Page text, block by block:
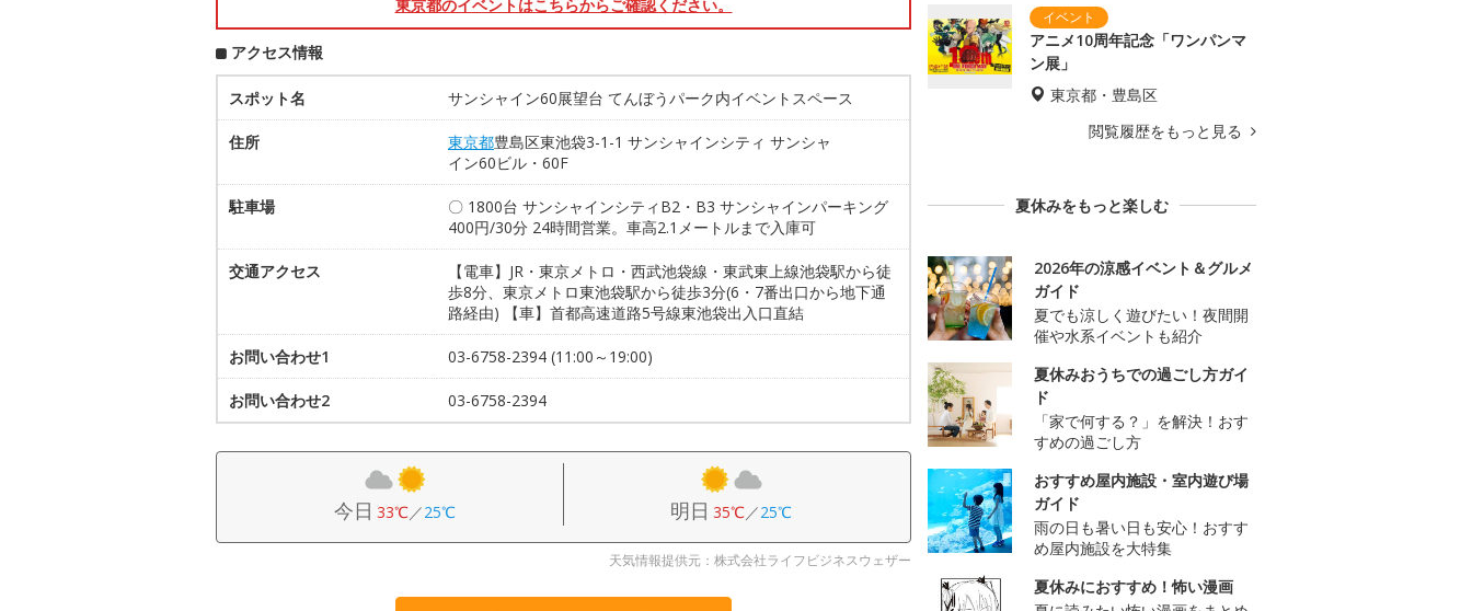
東京都のイベントはこちらからご確認ください。
アクセス情報
スポット名 サンシャイン60展望台 てんぼうパーク内イベントスペース
住所 東京都豊島区東池袋3-1-1 サンシャインシティ サンシャ
イン60ビル・60F
駐車場
〇 1800台 サンシャインシティB2・B3 サンシャインパーキング
400円/30分 24時間営業。車高2.1メートルまで入庫可
交通アクセス
【電車】JR・東京メトロ・西武池袋線・東武東上線池袋駅から徒
歩8分、東京メトロ東池袋駅から徒歩3分(6・7番出口から地下通
路経由) 【車】首都高速道路5号線東池袋出入口直結
お問い合わせ1 03-6758-2394 (11:00～19:00)
お問い合わせ2 03-6758-2394
今日 33℃／25℃ 明日 35℃／25℃
天気情報提供元：株式会社ライフビジネスウェザー
アニメ10周年記念「ワンパンマ
ン展」
東京都・豊島区
閲覧履歴をもっと見る
夏休みをもっと楽しむ
2026年の涼感イベント＆グルメ
ガイド
夏でも涼しく遊びたい！夜間開
催や水系イベントも紹介
夏休みおうちでの過ごし方ガイ
ド
「家で何する？」を解決！おす
すめの過ごし方
おすすめ屋内施設・室内遊び場
ガイド
雨の日も暑い日も安心！おすす
め屋内施設を大特集
夏休みにおすすめ！怖い漫画